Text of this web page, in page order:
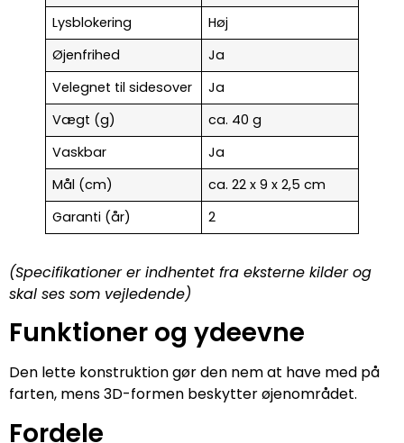
Lysblokering
Høj
Øjenfrihed
Ja
Velegnet til sidesover
Ja
Vægt (g)
ca. 40 g
Vaskbar
Ja
Mål (cm)
ca. 22 x 9 x 2,5 cm
Garanti (år)
2
(Specifikationer er indhentet fra eksterne kilder og
skal ses som vejledende)
Funktioner og ydeevne
Den lette konstruktion gør den nem at have med på
farten, mens 3D-formen beskytter øjenområdet.
Fordele